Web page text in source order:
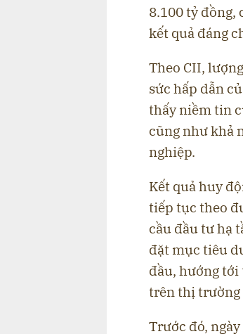
8.100 tỷ đồng,
kết quả đáng
Theo CII,
sức hấp dẫn
thấy niềm tin
cũng như khả
nghiệp.
Kết quả huy
tiếp tục theo
cầu đầu tư hạ
đặt mục tiêu
đầu, hướng tới
trên thị trường
Trước đó,